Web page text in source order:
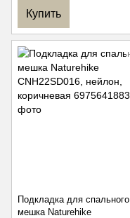
Купить
Подкладка для спального
мешка Naturehike